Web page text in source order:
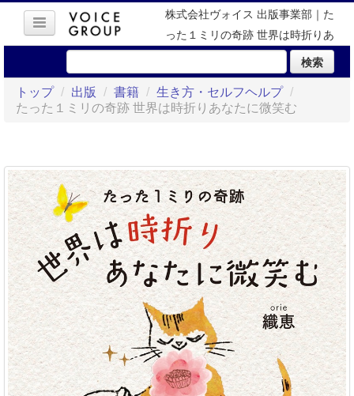
株式会社ヴォイス 出版事業部｜た
った１ミリの奇跡 世界は時折りあ
なたに微笑む
検索
トップ / 出版 / 書籍 / 生き方・セルフヘルプ /
たった１ミリの奇跡 世界は時折りあなたに微笑む